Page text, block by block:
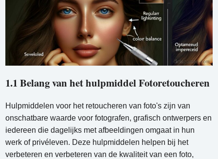
1.1 Belang van het hulpmiddel Fotoretoucheren
Hulpmiddelen voor het retoucheren van foto's zijn van
onschatbare waarde voor fotografen, grafisch ontwerpers en
iedereen die dagelijks met afbeeldingen omgaat in hun
werk of privéleven. Deze hulpmiddelen helpen bij het
verbeteren en verbeteren van de kwaliteit van een foto,